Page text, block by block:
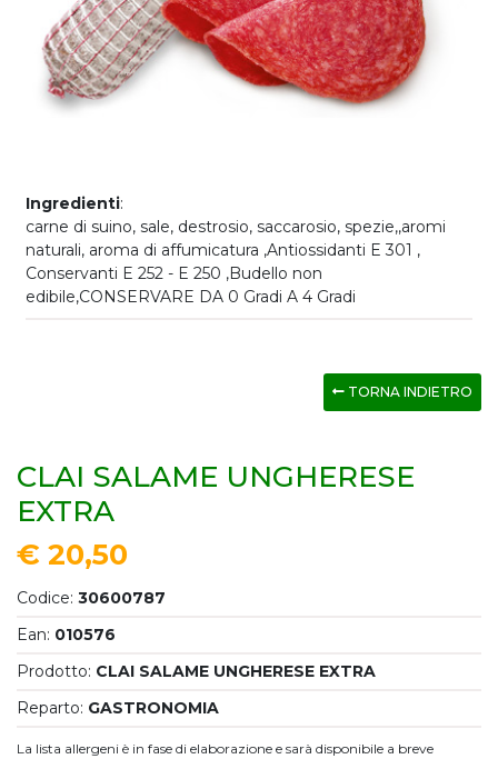
Ingredienti:
carne di suino, sale, destrosio, saccarosio, spezie,,aromi
naturali, aroma di affumicatura ,Antiossidanti E 301 ,
Conservanti E 252 - E 250 ,Budello non
edibile,CONSERVARE DA 0 Gradi A 4 Gradi
TORNA INDIETRO
CLAI SALAME UNGHERESE
EXTRA
€ 20,50
Codice: 30600787
Ean: 010576
Prodotto: CLAI SALAME UNGHERESE EXTRA
Reparto: GASTRONOMIA
La lista allergeni è in fase di elaborazione e sarà disponibile a breve